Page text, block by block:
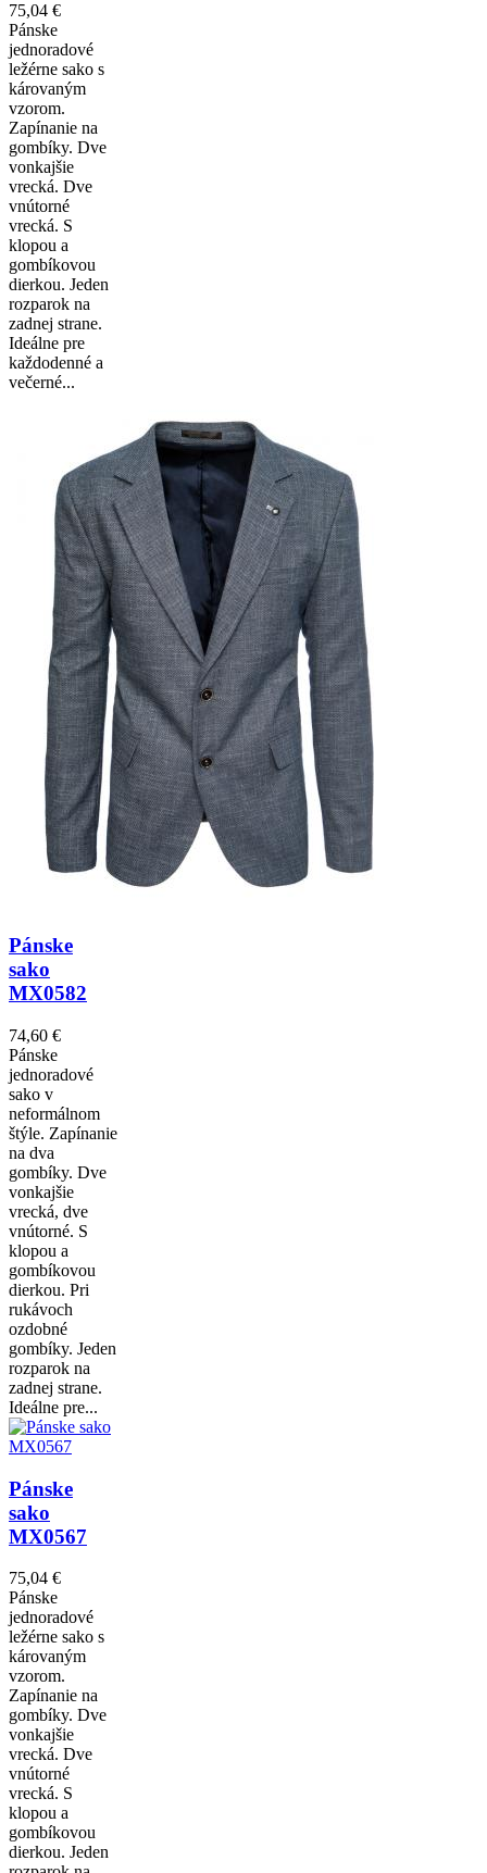
75,04 €
Pánske
jednoradové
ležérne sako s
károvaným
vzorom.
Zapínanie na
gombíky. Dve
vonkajšie
vrecká. Dve
vnútorné
vrecká. S
klopou a
gombíkovou
dierkou. Jeden
rozparok na
zadnej strane.
Ideálne pre
každodenné a
večerné...
Pánske
sako
MX0582
74,60 €
Pánske
jednoradové
sako v
neformálnom
štýle. Zapínanie
na dva
gombíky. Dve
vonkajšie
vrecká, dve
vnútorné. S
klopou a
gombíkovou
dierkou. Pri
rukávoch
ozdobné
gombíky. Jeden
rozparok na
zadnej strane.
Ideálne pre...
Pánske
sako
MX0567
75,04 €
Pánske
jednoradové
ležérne sako s
károvaným
vzorom.
Zapínanie na
gombíky. Dve
vonkajšie
vrecká. Dve
vnútorné
vrecká. S
klopou a
gombíkovou
dierkou. Jeden